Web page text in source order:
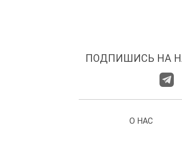
ПОДПИШИСЬ НА
О НАС